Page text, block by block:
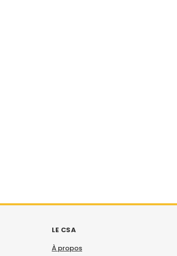
LE CSA
À propos